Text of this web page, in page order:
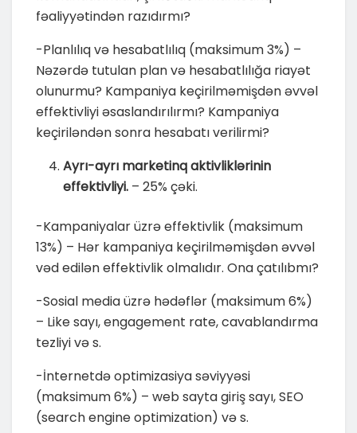
fəaliyyətindən razıdırmı?
-Planlılıq və hesabatlılıq (maksimum 3%) –
Nəzərdə tutulan plan və hesabatlılığa riayət
olunurmu? Kampaniya keçirilməmişdən əvvəl
effektivliyi əsaslandırılırmı? Kampaniya
keçiriləndən sonra hesabatı verilirmi?
Ayrı-ayrı marketinq aktivliklərinin
effektivliyi. – 25% çəki.
-Kampaniyalar üzrə effektivlik (maksimum
13%) – Hər kampaniya keçirilməmişdən əvvəl
vəd edilən effektivlik olmalıdır. Ona çatılıbmı?
-Sosial media üzrə hədəflər (maksimum 6%)
– Like sayı, engagement rate, cavablandırma
tezliyi və s.
-İnternetdə optimizasiya səviyyəsi
(maksimum 6%) – web sayta giriş sayı, SEO
(search engine optimization) və s.